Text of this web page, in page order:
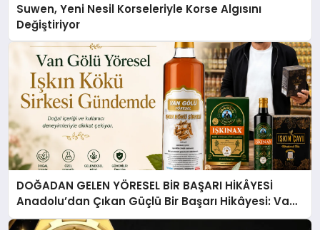
Suwen, Yeni Nesil Korseleriyle Korse Algısını
Değiştiriyor
DOĞADAN GELEN YÖRESEL BİR BAŞARI HİKÂYESİ
Anadolu’dan Çıkan Güçlü Bir Başarı Hikâyesi: Van
Gölü Yöresel Işkın Kökü Sirkesi